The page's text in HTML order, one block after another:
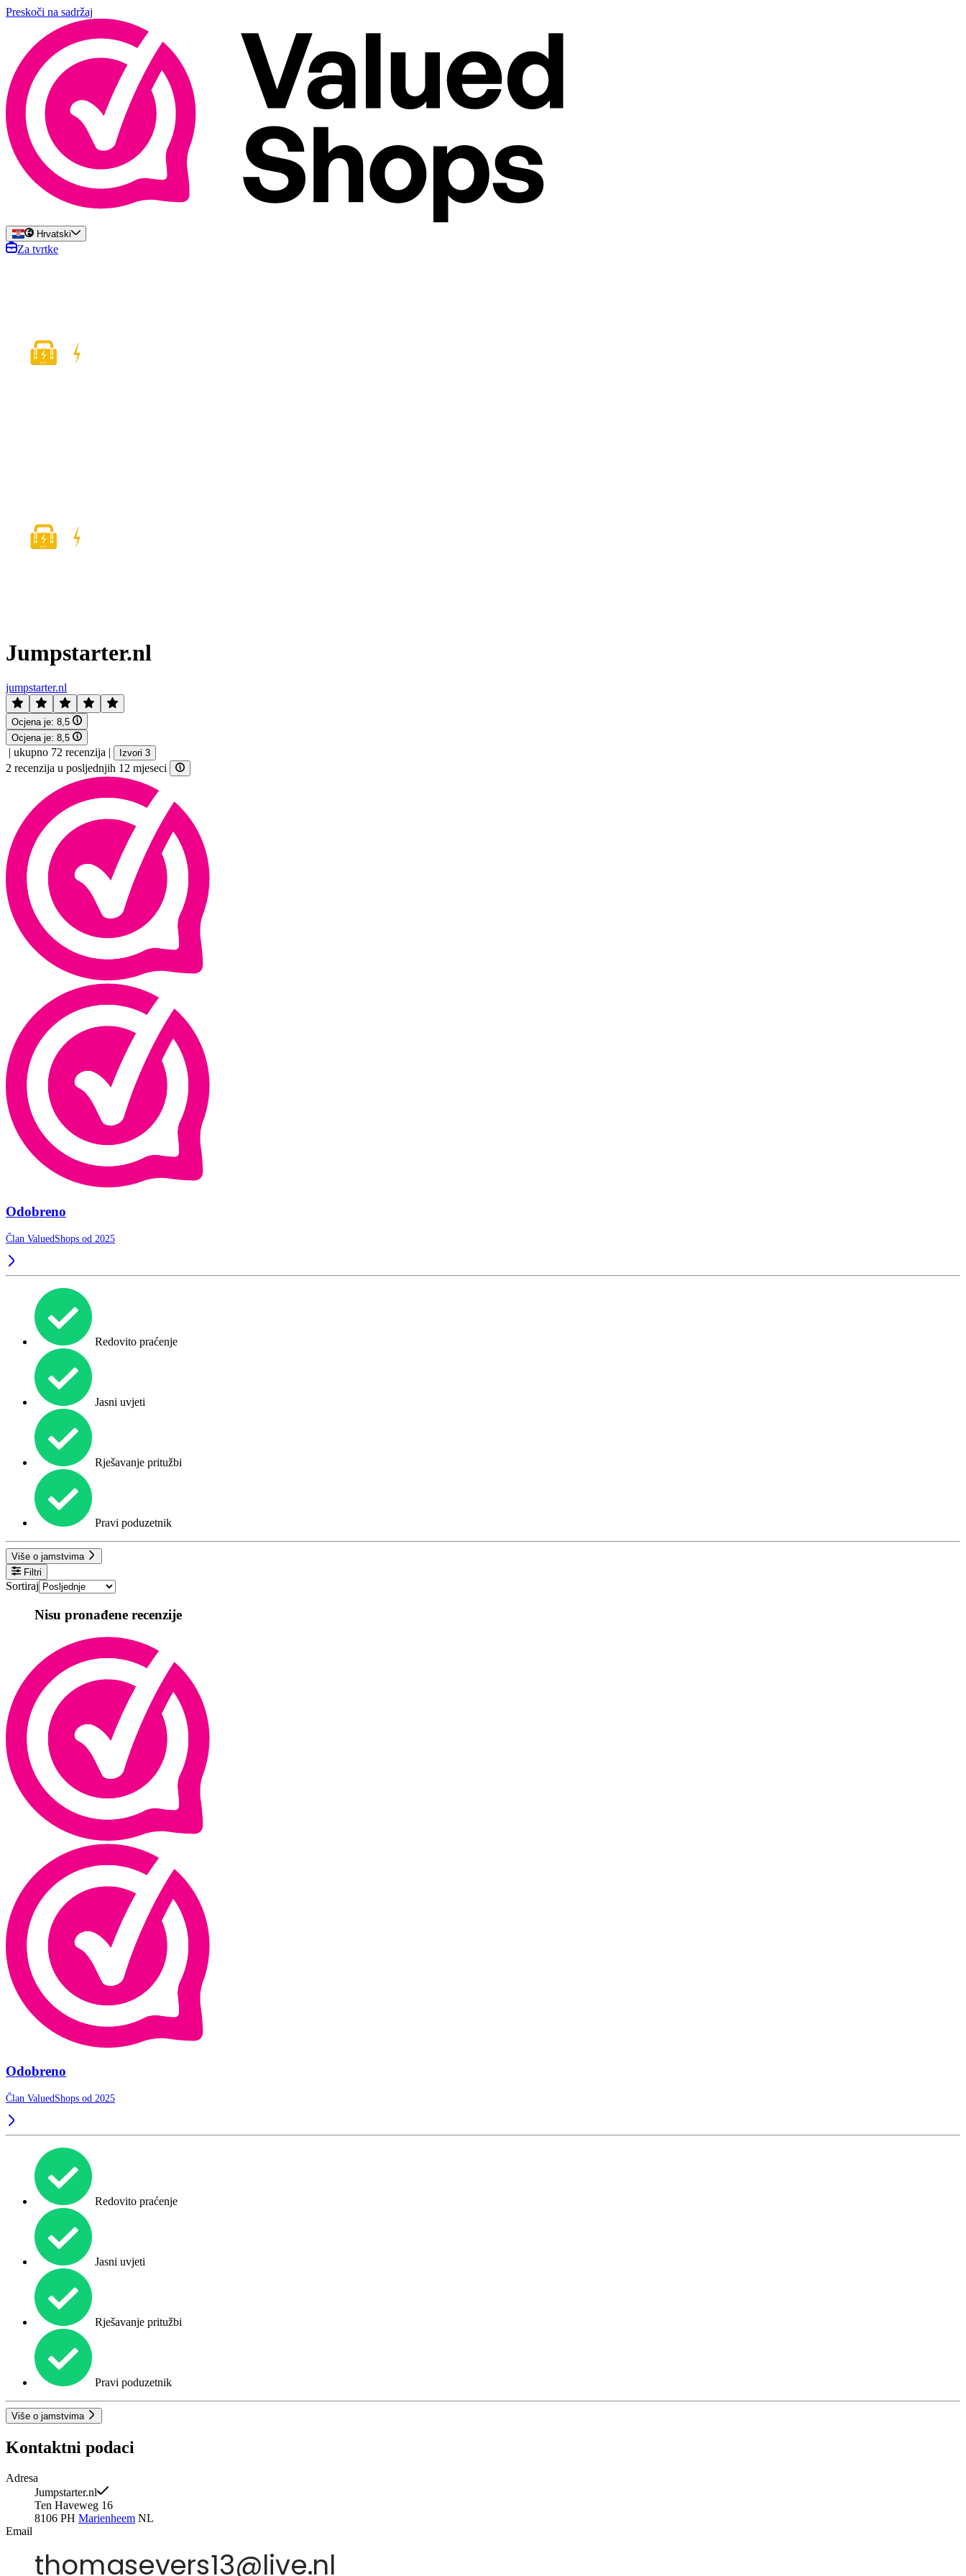
Preskoči na sadržaj
Hrvatski
Za tvrtke
Jumpstarter.nl
jumpstarter.nl
Ocjena je: 8,5
Ocjena je: 8,5
| ukupno 72 recenzija | Izvori 3
2 recenzija u posljednjih 12 mjeseci
Odobreno
Član ValuedShops od 2025
Redovito praćenje
Jasni uvjeti
Rješavanje pritužbi
Pravi poduzetnik
Više o jamstvima
Filtri
Sortiraj
Nisu pronađene recenzije
Odobreno
Član ValuedShops od 2025
Redovito praćenje
Jasni uvjeti
Rješavanje pritužbi
Pravi poduzetnik
Više o jamstvima
Kontaktni podaci
Adresa
Jumpstarter.nl
Ten Haveweg 16
8106 PH Marienheem NL
Email